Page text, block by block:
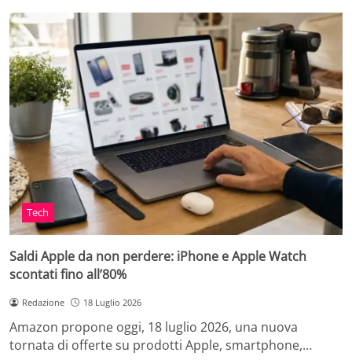
Tech
Saldi Apple da non perdere: iPhone e Apple Watch
scontati fino all’80%
Redazione 18 Luglio 2026
Amazon propone oggi, 18 luglio 2026, una nuova
tornata di offerte su prodotti Apple, smartphone,…